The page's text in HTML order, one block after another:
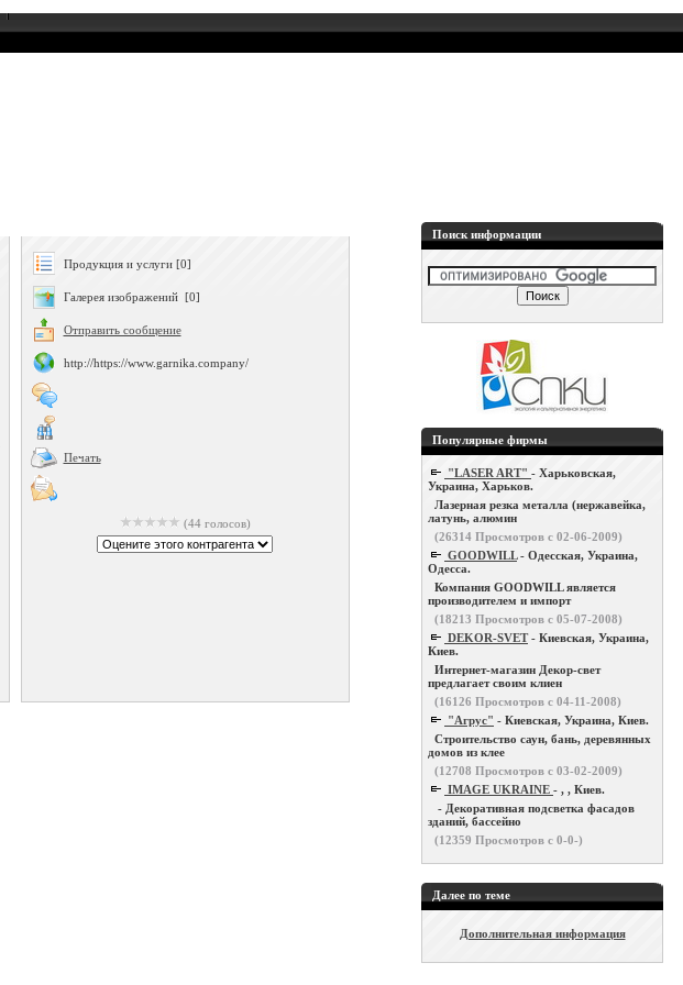
Продукция и услуги [0]
Галерея изображений [0]
Отправить сообщение
http://https://www.garnika.company/
Печать
(44 голосов)
Поиск информации
Популярные фирмы
"LASER ART" - Харьковская,
Украина, Харьков.
Лазерная резка металла (нержавейка,
латунь, алюмин
(26314 Просмотров с 02-06-2009)
GOODWILL- Одесская, Украина,
Одесса.
Компания GOODWILL является
производителем и импорт
(18213 Просмотров с 05-07-2008)
DEKOR-SVET- Киевская, Украина,
Киев.
Интернет-магазин Декор-свет
предлагает своим клиен
(16126 Просмотров с 04-11-2008)
"Агрус" - Киевская, Украина, Киев.
Строительство саун, бань, деревянных
домов из клее
(12708 Просмотров с 03-02-2009)
IMAGE UKRAINE - , , Киев.
- Декоративная подсветка фасадов
зданий, бассейно
(12359 Просмотров с 0-0-)
Далее по теме
Дополнительная информация